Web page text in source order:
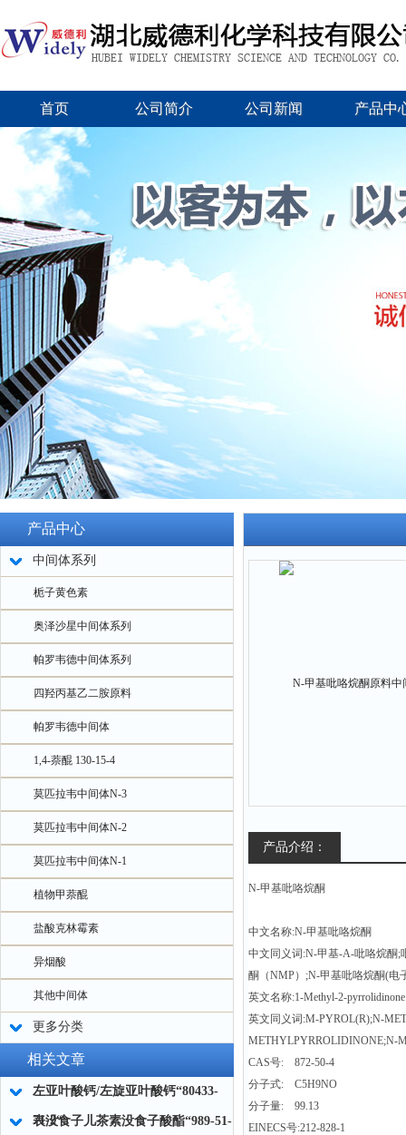
首页 公司简介 公司新闻 产品中
产品中心
中间体系列
栀子黄色素
奥泽沙星中间体系列
帕罗韦德中间体系列
四羟丙基乙二胺原料
帕罗韦德中间体
1,4-萘醌 130-15-4
莫匹拉韦中间体N-3
莫匹拉韦中间体N-2
莫匹拉韦中间体N-1
植物甲萘醌
盐酸克林霉素
异烟酸
其他中间体
更多分类
相关文章
左亚叶酸钙/左旋亚叶酸钙“80433-
71-2“
表没食子儿茶素没食子酸酯“989-51-
产品介绍：
N-甲基吡咯烷酮
中文名称:N-甲基吡咯烷酮
中文同义词:N-甲基-A-吡咯烷酮;
酮（NMP）;N-甲基吡咯烷酮(电
英文名称:1-Methyl-2-pyrrolidinone
英文同义词:M-PYROL(R);N-
METHYLPYRROLIDINONE;N-
CAS号: 872-50-4
分子式: C5H9NO
分子量: 99.13
EINECS号:212-828-1